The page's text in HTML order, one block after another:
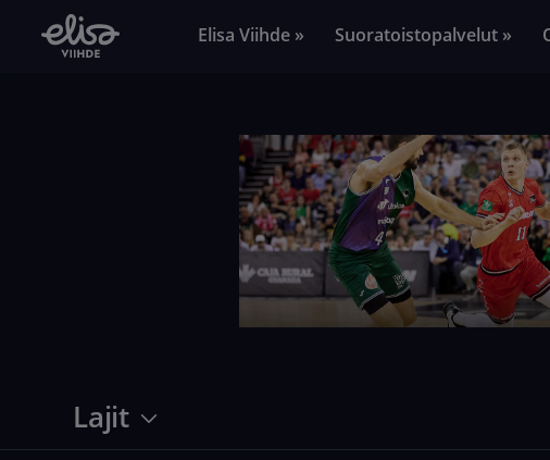
Elisa Viihde » Suoratoistopalvelut »
Lajit